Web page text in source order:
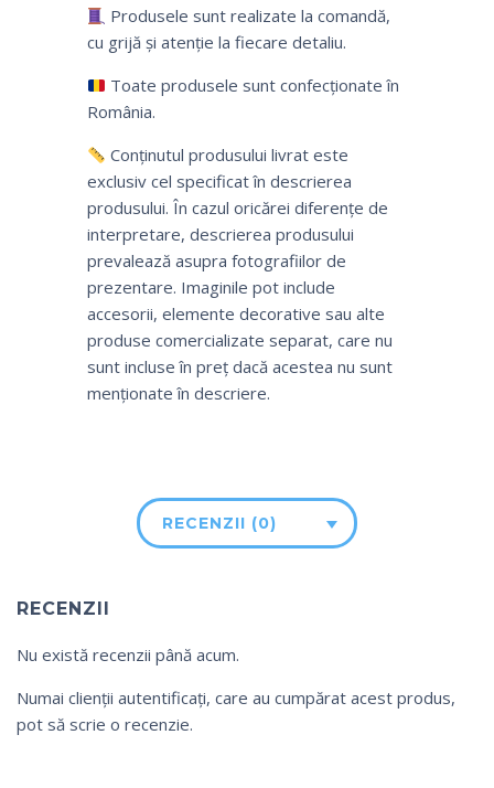
Produsele sunt realizate la comandă,
cu grijă și atenție la fiecare detaliu.
Toate produsele sunt confecționate în
România.
Conținutul produsului livrat este
exclusiv cel specificat în descrierea
produsului. În cazul oricărei diferențe de
interpretare, descrierea produsului
prevalează asupra fotografiilor de
prezentare. Imaginile pot include
accesorii, elemente decorative sau alte
produse comercializate separat, care nu
sunt incluse în preț dacă acestea nu sunt
menționate în descriere.
RECENZII (0)
RECENZII
Nu există recenzii până acum.
Numai clienții autentificați, care au cumpărat acest produs,
pot să scrie o recenzie.